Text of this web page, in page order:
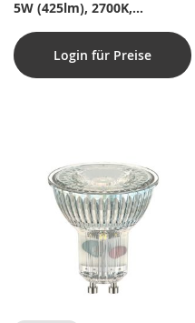
5W (425lm), 2700K,
Login für Preise